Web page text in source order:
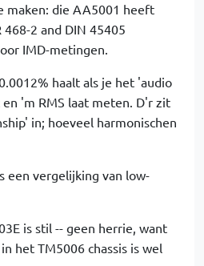
maken: die AA5001 heeft
2 and DIN 45405
IMD-metingen.
haalt als je het 'audio
'm RMS laat meten. D'r zit
in; hoeveel harmonischen
een vergelijking van low-
is stil -- geen herrie, want
het TM5006 chassis is wel